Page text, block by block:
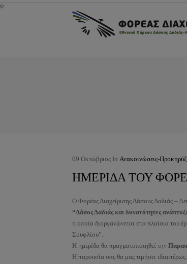
φ
09 Οκτώβριος In Ανακοινώσεις-
ΗΜΕΡΙΔΑ ΤΟΥ
Ο Φορέας Διαχείρισης Δάσους Δαδιάς –
“Δάσος Δαδιάς και δυνατότητες
η οποία διοργανώνεται στα πλαίσια του
Σουφλίου”.
Η ημερίδα θα πραγματοποιηθεί την
Η παρουσία σας θα μας τιμήσει ιδιαιτέρως.